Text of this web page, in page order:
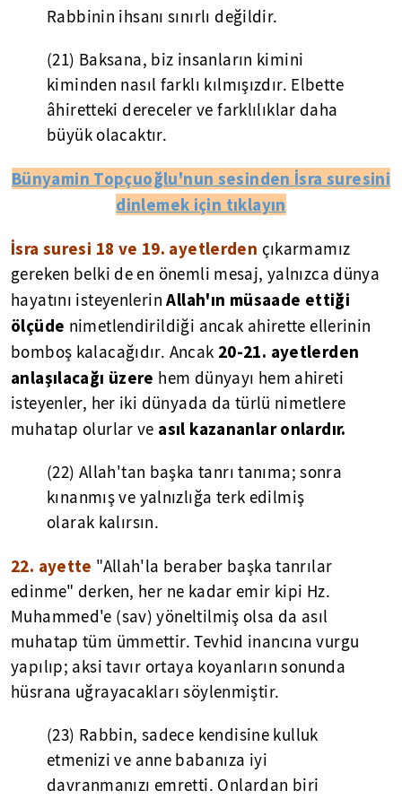
Rabbinin ihsanı sınırlı değildir.
(21) Baksana, biz insanların kimini
kiminden nasıl farklı kılmışızdır. Elbette
âhiretteki dereceler ve farklılıklar daha
büyük olacaktır.
Bünyamin Topçuoğlu'nun sesinden İsra suresini
dinlemek için tıklayın
İsra suresi 18 ve 19. ayetlerden çıkarmamız
gereken belki de en önemli mesaj, yalnızca dünya
hayatını isteyenlerinAllah'ın müsaade ettiği
ölçüde nimetlendirildiği ancak ahirette ellerinin
bomboş kalacağıdır. Ancak 20-21. ayetlerden
anlaşılacağı üzere hem dünyayı hem ahireti
isteyenler, her iki dünyada da türlü nimetlere
muhatap olurlar ve asıl kazananlar onlardır.
(22) Allah'tan başka tanrı tanıma; sonra
kınanmış ve yalnızlığa terk edilmiş
olarak kalırsın.
22. ayette "Allah'la beraber başka tanrılar
edinme" derken, her ne kadar emir kipi Hz.
Muhammed'e (sav) yöneltilmiş olsa da asıl
muhatap tüm ümmettir. Tevhid inancına vurgu
yapılıp; aksi tavır ortaya koyanların sonunda
hüsrana uğrayacakları söylenmiştir.
(23) Rabbin, sadece kendisine kulluk
etmenizi ve anne babanıza iyi
davranmanızı emretti. Onlardan biri